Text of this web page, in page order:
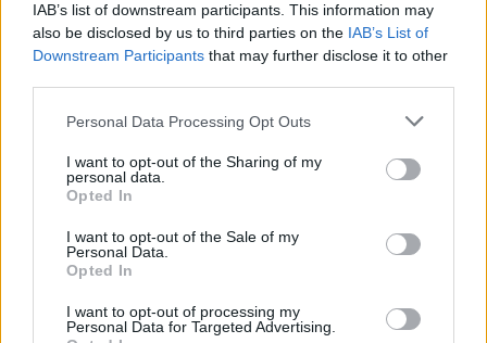
IAB’s list of downstream participants. This information may
also be disclosed by us to third parties on the IAB’s List of
Downstream Participants that may further disclose it to other
Personal Data Processing Opt Outs
I want to opt-out of the Sharing of my
personal data.
Opted In
I want to opt-out of the Sale of my
Personal Data.
Opted In
I want to opt-out of processing my
Personal Data for Targeted Advertising.
Malin siktar mot
världstoppen igen
Skador satte stopp för fjolårssäsongen. Nu hoppas Malin
Dahlbäck att formen räcker till medaljkamp under OCR-VM